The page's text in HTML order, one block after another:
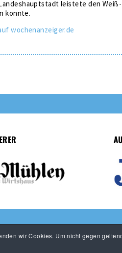
wir Cookies. Um nicht gegen
leistete den
konnte.
wochenanzeiger.de